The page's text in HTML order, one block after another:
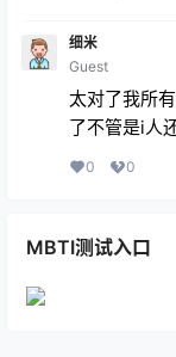
细米
Guest
太对了我所
了不管是i人
0 0
MBTI测试入口